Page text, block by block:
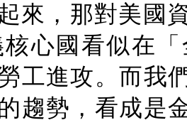
來，那對美國
心國看似在
工進攻。而我
的趨勢，看成是